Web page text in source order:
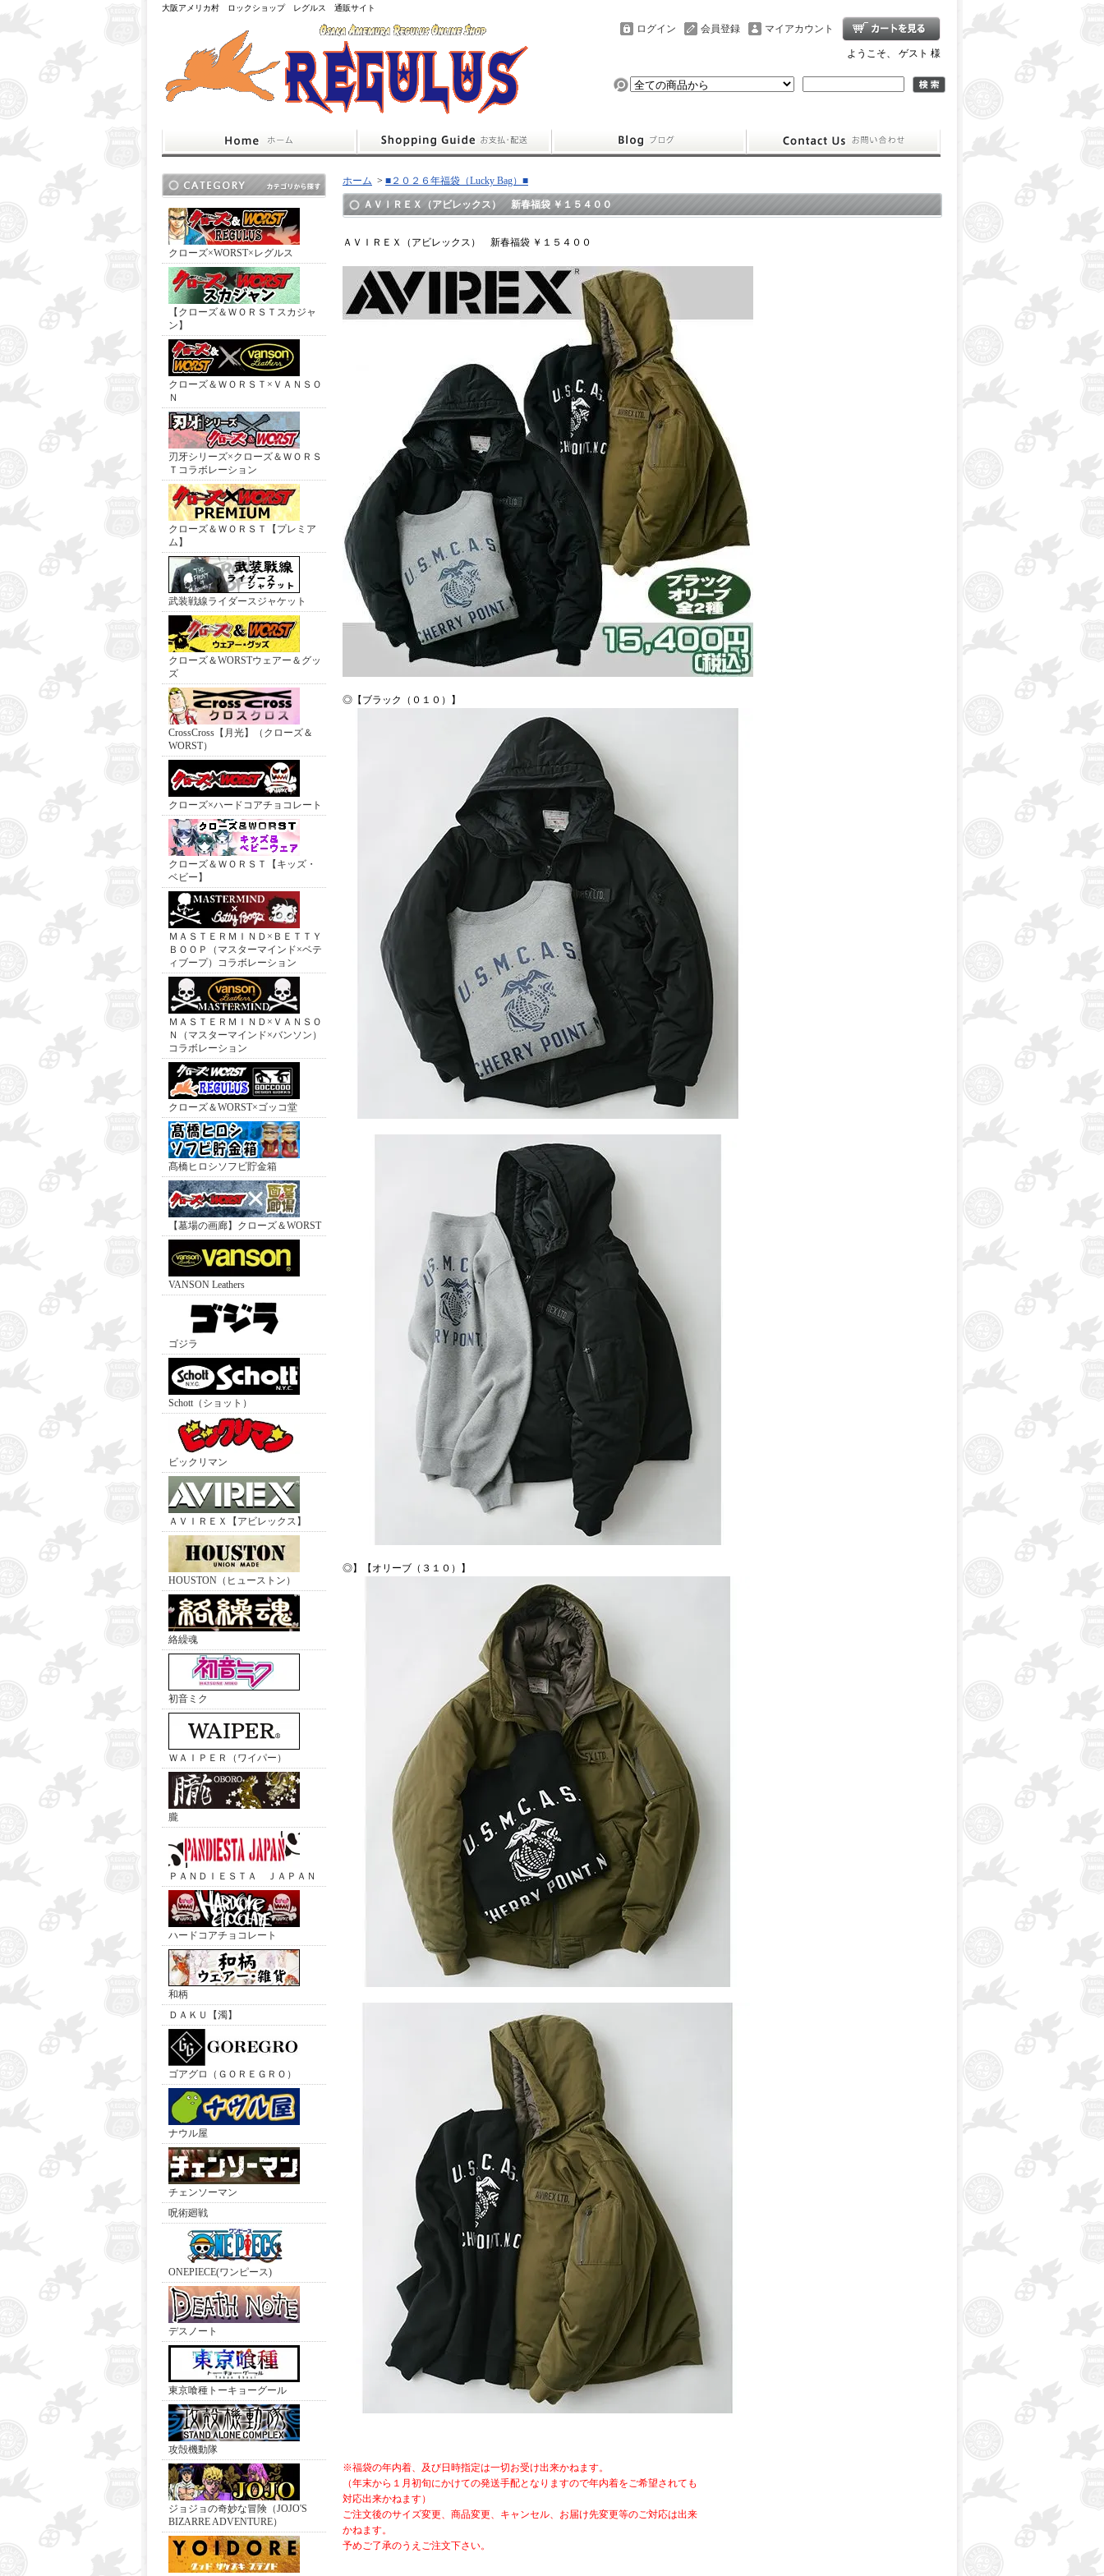
大阪アメリカ村 ロックショップ レグルス 通販サイト
マイアカウント
会員登録
ログイン
ようこそ、 ゲスト 様
クローズ×WORST×レグルス
【クローズ＆ＷＯＲＳＴスカジャ
ン】
クローズ＆ＷＯＲＳＴ×ＶＡＮＳＯ
Ｎ
刃牙シリーズ×クローズ＆ＷＯＲＳ
Ｔコラボレーション
クローズ＆ＷＯＲＳＴ【プレミア
ム】
武装戦線ライダースジャケット
クローズ＆WORSTウェアー＆グッ
ズ
CrossCross【月光】（クローズ＆
WORST）
クローズ×ハードコアチョコレート
クローズ＆ＷＯＲＳＴ【キッズ・
ベビー】
ＭＡＳＴＥＲＭＩＮＤ×ＢＥＴＴＹ
ＢＯＯＰ（マスターマインド×ベテ
ィブープ）コラボレーション
ＭＡＳＴＥＲＭＩＮＤ×ＶＡＮＳＯ
Ｎ（マスターマインド×バンソン）
コラボレーション
クローズ＆WORST×ゴッコ堂
髙橋ヒロシソフビ貯金箱
【墓場の画廊】クローズ＆WORST
VANSON Leathers
ゴジラ
Schott（ショット）
ビックリマン
ＡＶＩＲＥＸ【アビレックス】
HOUSTON（ヒューストン）
絡繰魂
初音ミク
ＷＡＩＰＥＲ（ワイパー）
朧
ＰＡＮＤＩＥＳＴＡ ＪＡＰＡＮ
ハードコアチョコレート
和柄
ＤＡＫＵ【濁】
ゴアグロ（ＧＯＲＥＧＲＯ）
ナウル屋
チェンソーマン
呪術廻戦
ONEPIECE(ワンピース)
デスノート
東京喰種トーキョーグール
攻殻機動隊
ジョジョの奇妙な冒険（JOJO'S
BIZARRE ADVENTURE）
ホーム > ■２０２６年福袋（Lucky Bag）■
ＡＶＩＲＥＸ（アビレックス） 新春福袋 ￥１５４００
ＡＶＩＲＥＸ（アビレックス） 新春福袋 ￥１５４００
◎【ブラック（０１０）】
◎】【オリーブ（３１０）】
※福袋の年内着、及び日時指定は一切お受け出来かねます。
（年末から１月初旬にかけての発送手配となりますので年内着をご希望されても
対応出来かねます）
ご注文後のサイズ変更、商品変更、キャンセル、お届け先変更等のご対応は出来
かねます。
予めご了承のうえご注文下さい。